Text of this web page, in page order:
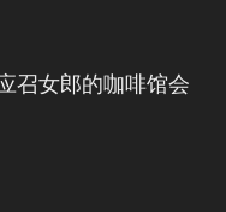
召女郎的咖啡馆会